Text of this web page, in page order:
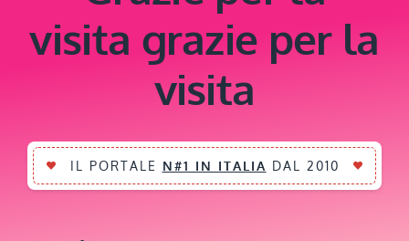
visita grazie per la
visita
IL PORTALE N#1 IN ITALIA DAL 2010